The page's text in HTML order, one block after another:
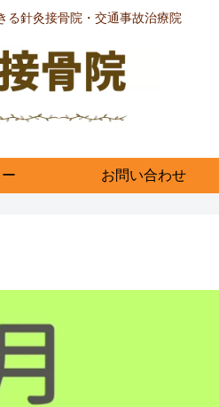
る針灸接骨院・交通事故治療院
お問い合わせ